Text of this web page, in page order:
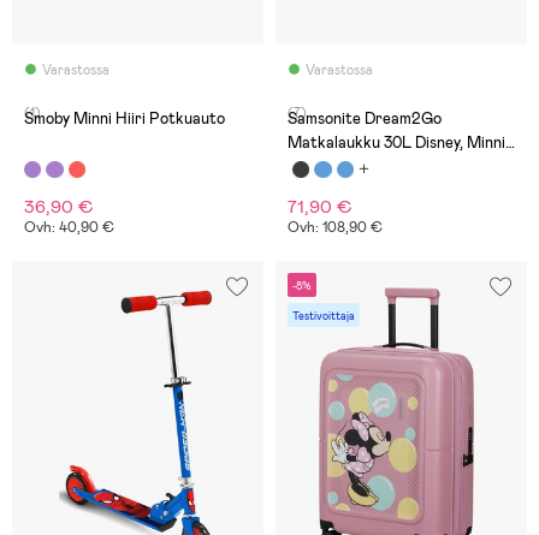
Varastossa
(1)
Smoby Minni Hiiri Potkuauto
36,90 €
Ovh: 40,90 €
Varastossa
(7)
Samsonite Dream2Go
Matkalaukku 30L Disney, Minnie
Flower Power
71,90 €
Ovh: 108,90 €
-8%
Testivoittaja